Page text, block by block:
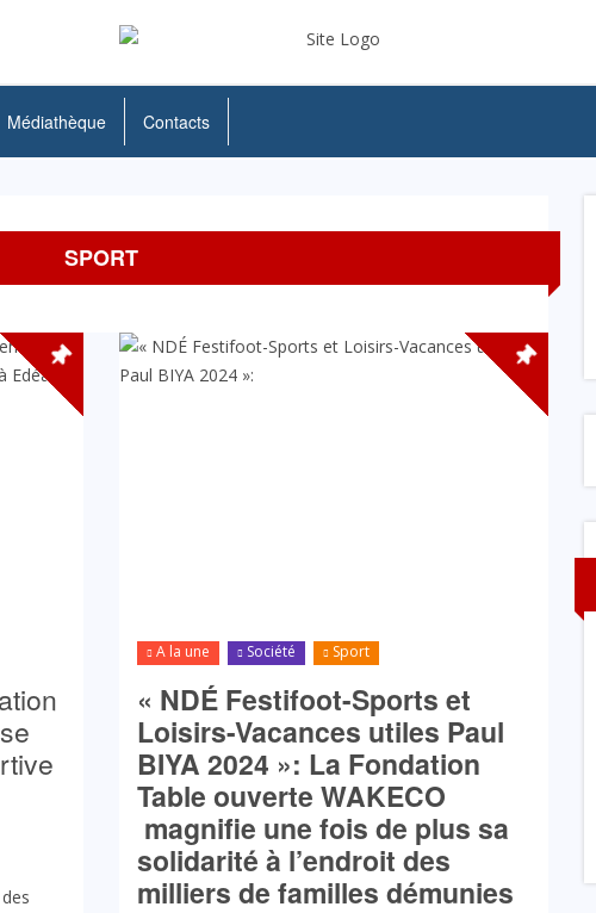
Médiathèque Contacts
SPORT
A la une Société Sport
« NDÉ Festifoot-Sports et
Loisirs-Vacances utiles Paul
BIYA 2024 »: La Fondation
Table ouverte WAKECO
magnifie une fois de plus sa
solidarité à l’endroit des
milliers de familles démunies